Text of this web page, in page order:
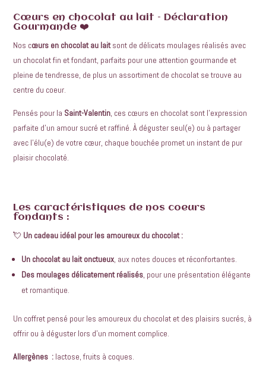
Cœurs en chocolat au lait – Déclaration
Gourmande ❤️
Nos cœurs en chocolat au laitsont de délicats moulages réalisés avec
un chocolat fin et fondant, parfaits pour une attention gourmande et
pleine de tendresse, de plus un assortiment de chocolat se trouve au
centre du coeur.
Pensés pour la Saint-Valentin, ces cœurs en chocolat sont l’expression
parfaite d’un amour sucré et raffiné. À déguster seul(e) ou à partager
avec l’élu(e) de votre cœur, chaque bouchée promet un instant de pur
plaisir chocolaté.
Les caractéristiques de nos coeurs
fondants :
💘 Un cadeau idéal pour les amoureux du chocolat :
Un chocolat au lait onctueux, aux notes douces et réconfortantes.
Des moulages délicatement réalisés, pour une présentation élégante
et romantique.
Un coffret pensé pour les amoureux du chocolat et des plaisirs sucrés, à
offrir ou à déguster lors d’un moment complice.
Allergènes : lactose, fruits à coques.